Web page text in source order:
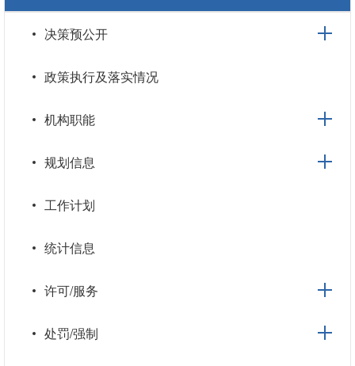
决策预公开
政策执行及落实情况
机构职能
规划信息
工作计划
统计信息
许可/服务
处罚/强制